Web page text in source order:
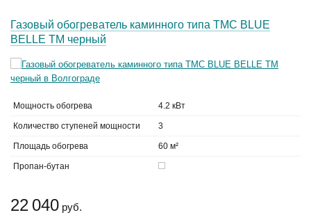
Газовый обогреватель каминного типа TMC BLUE
BELLE ТМ черный
Мощность обогрева 4.2 кВт
Количество ступеней мощности 3
Площадь обогрева 60 м²
Пропан-бутан
22 040 руб.